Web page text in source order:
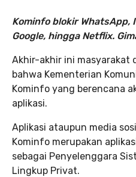
Kominfo blokir WhatsApp,
Google, hingga Netflix.
Akhir-akhir ini masyarakat
bahwa Kementerian
Kominfo yang berencana
aplikasi.
Aplikasi ataupun media
Kominfo merupakan
sebagai Penyelenggara
Lingkup Privat.